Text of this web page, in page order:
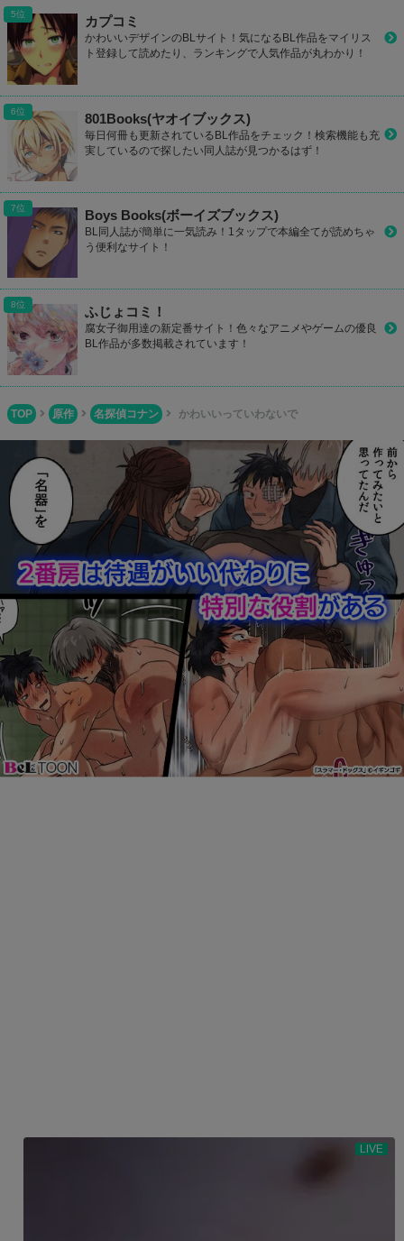
カプコミ
かわいいデザインのBLサイト！気になるBL作品をマイリス
ト登録して読めたり、ランキングで人気作品が丸わかり！
801Books(ヤオイブックス)
毎日何冊も更新されているBL作品をチェック！検索機能も充
実しているので探したい同人誌が見つかるはず！
Boys Books(ボーイズブックス)
BL同人誌が簡単に一気読み！1タップで本編全てが読めちゃ
う便利なサイト！
ふじょコミ！
腐女子御用達の新定番サイト！色々なアニメやゲームの優良
BL作品が多数掲載されています！
TOP 原作 名探偵コナン かわいいっていわないで